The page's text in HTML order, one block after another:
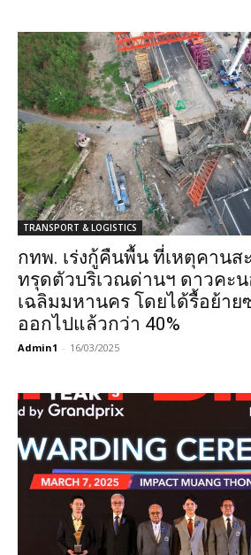
TRANSPORT & LOGISTICS
กทพ. เร่งกู้คืนพื้น ที่เหตุคานส
ทรุดตัวบริเวณด่านฯ ดาวคะน
เฉลิมมหานคร โดยได้รื้อย้าย
ออกไปแล้วกว่า 40%
Admin1 - 16/03/2025